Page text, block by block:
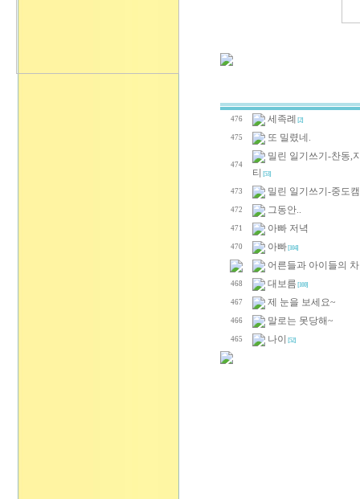
476 세족례 [2]
475 또 밀렸네.
474
밀린 일기쓰기-찬동,
티
[53]
473 밀린 일기쓰기-중도
472 그동안..
471 아빠 저녁
470 아빠 [104]
어른들과 아이들의
468 대보름 [100]
467 제 눈을 보세요~
466 말로는 못당해~
465 나이 [52]